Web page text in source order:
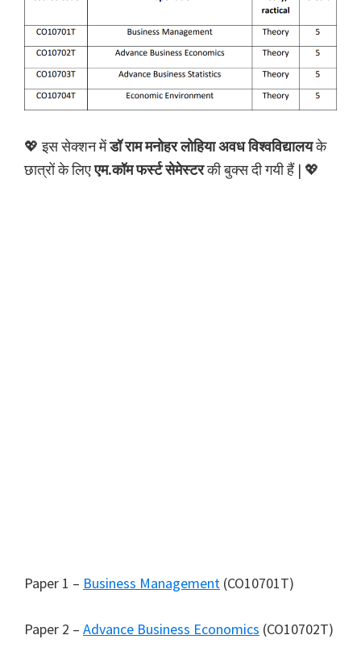
💖 इस सेक्शन मेंडॉ राम मनोहर लोहिया अवध विश्वविद्यालयके
छात्रों के लिएएम.कॉम फर्स्ट सेमेस्टरकी बुक्स दी गयी हैं | 💖
Paper 1 – Business Management (CO10701T)
Paper 2 – Advance Business Economics (CO10702T)